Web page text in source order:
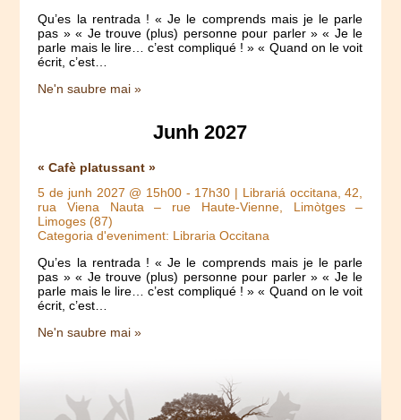
Qu’es la rentrada ! « Je le comprends mais je le parle
pas » « Je trouve (plus) personne pour parler » « Je le
parle mais le lire… c’est compliqué ! » « Quand on le voit
écrit, c’est…
Ne'n saubre mai »
Junh 2027
« Cafè platussant »
5 de junh 2027 @ 15h00- 17h30 | Librariá occitana, 42,
rua Viena Nauta – rue Haute-Vienne, Limòtges –
Limoges (87)
Categoria d'eveniment: Libraria Occitana
Qu’es la rentrada ! « Je le comprends mais je le parle
pas » « Je trouve (plus) personne pour parler » « Je le
parle mais le lire… c’est compliqué ! » « Quand on le voit
écrit, c’est…
Ne'n saubre mai »